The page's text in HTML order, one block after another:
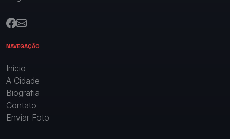
NAVEGAÇÃO
Início
A Cidade
Biografia
Contato
Enviar Foto